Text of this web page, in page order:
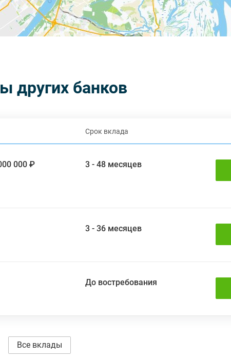
других банков
Срок вклада
000 ₽ 3 - 48 месяцев
3 - 36 месяцев
До востребования
Все вклады